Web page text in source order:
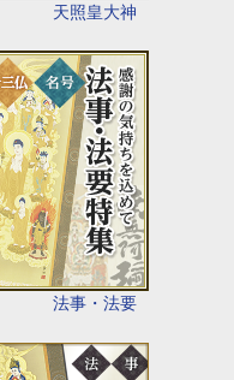
天照皇大神
法事・法要